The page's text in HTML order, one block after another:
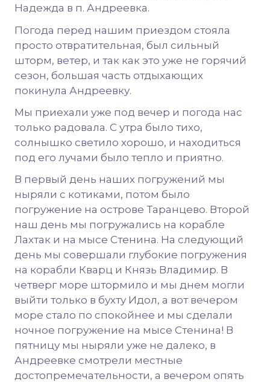
Надежда в п. Андреевка.
Погода перед нашим приездом стояла
просто отвратительная, был сильный
шторм, ветер, и так как это уже не горячий
сезон, большая часть отдыхающих
покинула Андреевку.
Мы приехали уже под вечер и погода нас
только радовала. С утра было тихо,
солнышко светило хорошо, и находиться
под его лучами было тепло и приятно.
В первый день наших погружений мы
ныряли с котиками, потом было
погружение на острове Таранцево. Второй
наш день мы погружались на корабле
Лахтак и на мысе Стенина. На следующий
день мы совершали глубокие погружения
на корабли Кварц и Князь Владимир. В
четверг море штормило и мы днем могли
выйти только в бухту Идол, а вот вечером
море стало по спокойнее и мы сделали
ночное погружение на мысе Стенина! В
пятницу мы ныряли уже не далеко, в
Андреевке смотрели местные
достопремечательности, а вечером опять